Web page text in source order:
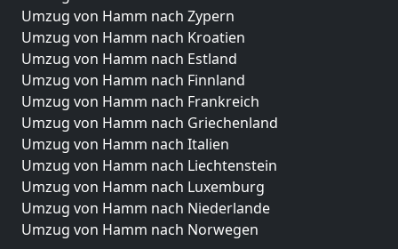
Umzug von Hamm nach Zypern
Umzug von Hamm nach Kroatien
Umzug von Hamm nach Estland
Umzug von Hamm nach Finnland
Umzug von Hamm nach Frankreich
Umzug von Hamm nach Griechenland
Umzug von Hamm nach Italien
Umzug von Hamm nach Liechtenstein
Umzug von Hamm nach Luxemburg
Umzug von Hamm nach Niederlande
Umzug von Hamm nach Norwegen